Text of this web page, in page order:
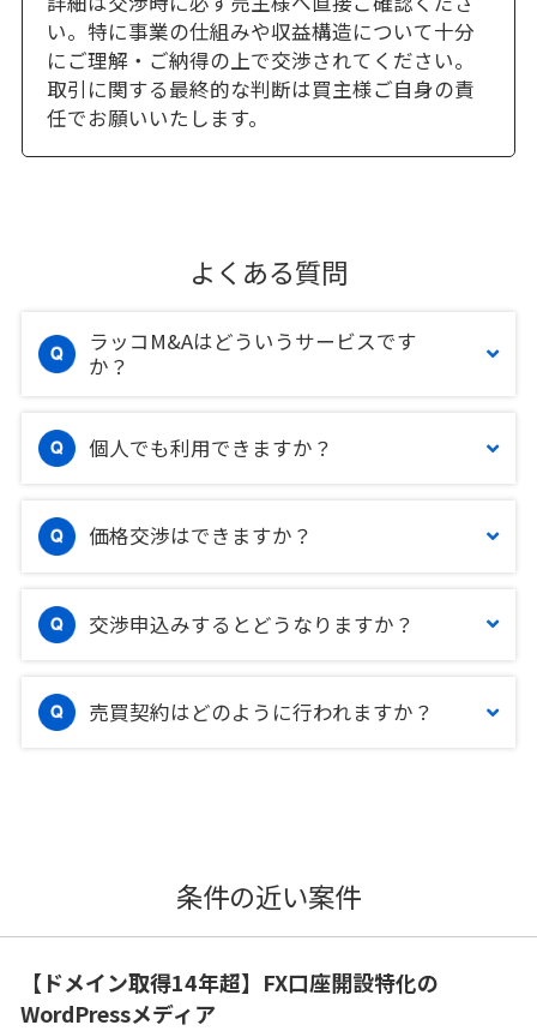
い。特に事業の仕組みや収益構造について十分
にご理解・ご納得の上で交渉されてください。
取引に関する最終的な判断は買主様ご自身の責
任でお願いいたします。
よくある質問
ラッコM&Aはどういうサービスです
か？
個人でも利用できますか？
価格交渉はできますか？
交渉申込みするとどうなりますか？
売買契約はどのように行われますか？
条件の近い案件
【ドメイン取得14年超】FX口座開設特化の
WordPressメディア